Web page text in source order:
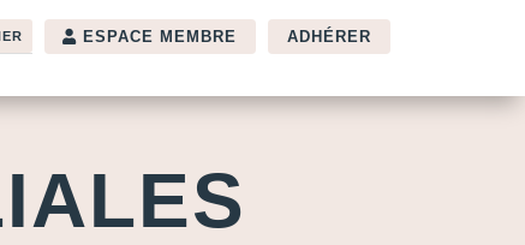
ESPACE MEMBRE ADHÉRER